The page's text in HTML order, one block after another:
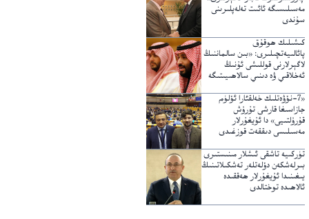
مەسىلىسىگە ئائىت تەلەپلىرىنى
سۇندى
كىشىلىك ھوقۇق
پائالىيەتچىلىرى: «بىن سالماننىڭ
لاگېرلارنى قوللىشى ئۇنىڭ
ئەخلاقىي ۋە دىنىي سالاھىيىتىگە
«7-نۆۋەتلىك خەلقئارا ئۆلۈم
جازاسىغا قارشى تۇرۇش
قۇرۇلتىيى» دا ئۇيغۇرلار
مەسىلىسى دىققەت قوزغىدى
تۈركىيە تاشقى ئىشلار مىنىستىرى
بىرلەشكەن دۆلەتلەر تەشكىلاتىنىڭ
يىغىنىدا ئۇيغۇرلار ھەققىدە
ئالاھىدە توختالدى